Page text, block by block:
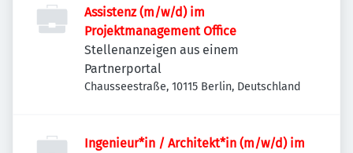
Assistenz (m/w/d) im
Projektmanagement Office
Stellenanzeigen aus einem
Partnerportal
Chausseestraße, 10115 Berlin, Deutschland
Ingenieur*in / Architekt*in (m/w/d) im